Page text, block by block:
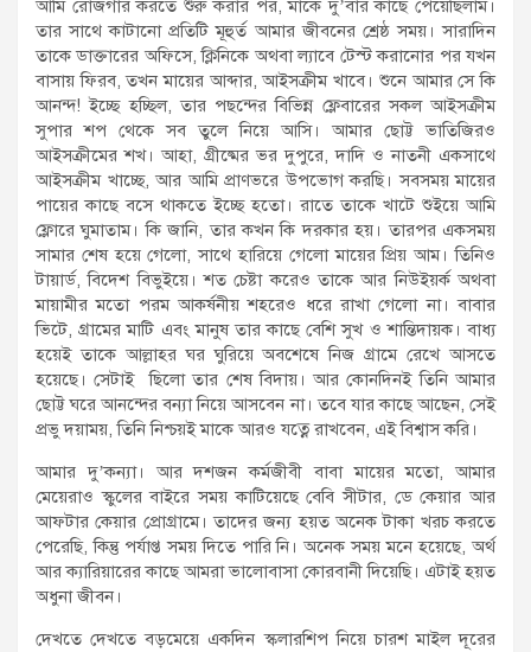
আমি রোজগার করতে শুরু করার পর, মাকে দু’বার কাছে পেয়েছিলাম।
তার সাথে কাটানো প্রতিটি মূহুর্ত আমার জীবনের শ্রেষ্ঠ সময়। সারাদিন
তাকে ডাক্তারের অফিসে, ক্লিনিকে অথবা ল্যাবে টেস্ট করানোর পর যখন
বাসায় ফিরব, তখন মায়ের আব্দার, আইসক্রীম খাবে। শুনে আমার সে কি
আনন্দ! ইচ্ছে হচ্ছিল, তার পছন্দের বিভিন্ন ফ্লেবারের সকল আইসক্রীম
সুপার শপ থেকে সব তুলে নিয়ে আসি। আমার ছোট্ট ভাতিজিরও
আইসক্রীমের শখ। আহা, গ্রীষ্মের ভর দুপুরে, দাদি ও নাতনী একসাথে
আইসক্রীম খাচ্ছে, আর আমি প্রাণভরে উপভোগ করছি। সবসময় মায়ের
পায়ের কাছে বসে থাকতে ইচ্ছে হতো। রাতে তাকে খাটে শুইয়ে আমি
ফ্লোরে ঘুমাতাম। কি জানি, তার কখন কি দরকার হয়। তারপর একসময়
সামার শেষ হয়ে গেলো, সাথে হারিয়ে গেলো মায়ের প্রিয় আম। তিনিও
টায়ার্ড, বিদেশ বিভুইয়ে। শত চেষ্টা করেও তাকে আর নিউইয়র্ক অথবা
মায়ামীর মতো পরম আকর্ষনীয় শহরেও ধরে রাখা গেলো না। বাবার
ভিটে, গ্রামের মাটি এবং মানুষ তার কাছে বেশি সুখ ও শান্তিদায়ক। বাধ্য
হয়েই তাকে আল্লাহর ঘর ঘুরিয়ে অবশেষে নিজ গ্রামে রেখে আসতে
হয়েছে। সেটাই ছিলো তার শেষ বিদায়। আর কোনদিনই তিনি আমার
ছোট্ট ঘরে আনন্দের বন্যা নিয়ে আসবেন না। তবে যার কাছে আছেন, সেই
প্রভু দয়াময়, তিনি নিশ্চয়ই মাকে আরও যত্নে রাখবেন, এই বিশ্বাস করি।
আমার দু’কন্যা। আর দশজন কর্মজীবী বাবা মায়ের মতো, আমার
মেয়েরাও স্কুলের বাইরে সময় কাটিয়েছে বেবি সীটার, ডে কেয়ার আর
আফটার কেয়ার প্রোগ্রামে। তাদের জন্য হয়ত অনেক টাকা খরচ করতে
পেরেছি, কিন্তু পর্যাপ্ত সময় দিতে পারি নি। অনেক সময় মনে হয়েছে, অর্থ
আর ক্যারিয়ারের কাছে আমরা ভালোবাসা কোরবানী দিয়েছি। এটাই হয়ত
অধুনা জীবন।
দেখতে দেখতে বড়মেয়ে একদিন স্কলারশিপ নিয়ে চারশ মাইল দূরের